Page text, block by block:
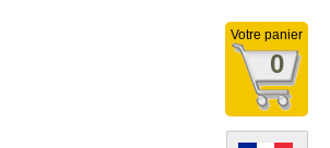
Votre panier
0